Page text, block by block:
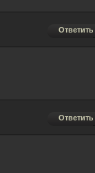
Ответить
Ответить